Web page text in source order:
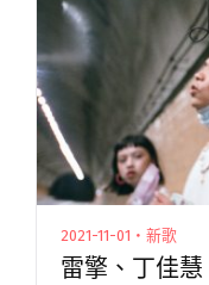
新歌週報】烏流
Child初登場"
2021-11-01・新歌
雷擎、丁佳